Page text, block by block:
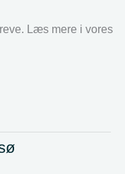
Læs mere i vores